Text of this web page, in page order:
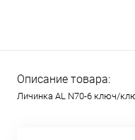
Описание товара:
Личинка AL N70-6 ключ/